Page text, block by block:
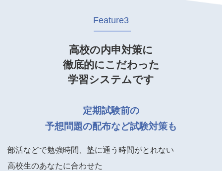
Feature3
高校の内申対策に
徹底的にこだわった
学習システムです
定期試験前の
予想問題の配布など試験対策も
部活などで勉強時間、塾に通う時間がとれない
高校生のあなたに合わせた